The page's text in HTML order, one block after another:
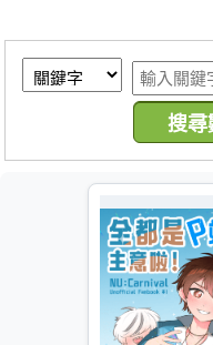
繪圖藝廊
交流中心
攤位轉讓區
會員功能選單
會員中心
註冊會員
登入